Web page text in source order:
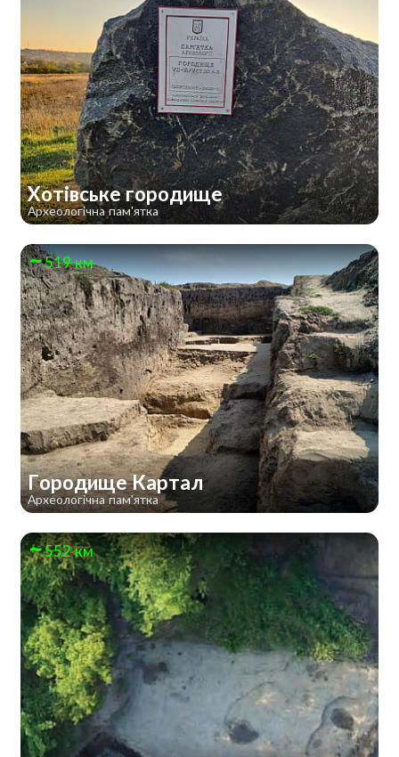
Хотівське городище
Археологічна пам'ятка
519 км
Городище Картал
Археологічна пам'ятка
552 км